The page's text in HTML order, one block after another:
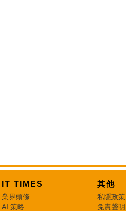
IT TIMES
業界頭條
AI 策略
其他
私隱政策
免責聲明